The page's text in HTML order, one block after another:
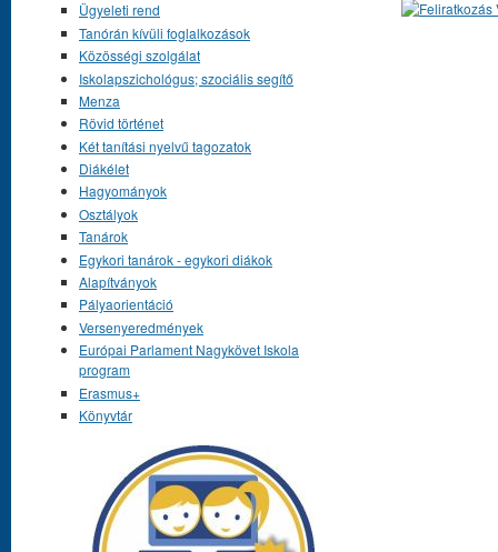
Ügyeleti rend
Tanórán kívüli foglalkozások
Közösségi szolgálat
Iskolapszichológus; szociális segítő
Menza
Rövid történet
Két tanítási nyelvű tagozatok
Diákélet
Hagyományok
Osztályok
Tanárok
Egykori tanárok - egykori diákok
Alapítványok
Pályaorientáció
Versenyeredmények
Európai Parlament Nagykövet Iskola
program
Erasmus+
Könyvtár